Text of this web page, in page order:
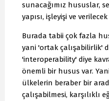
sunacağımız hususlar,
yapısı, işleyişi ve
Burada tabii çok fazla
yani 'ortak çalışabilirlik'
'interoperability' diye
önemli bir husus var.
ülkelerin beraber bir
çalışabilmesi, karşılıklı